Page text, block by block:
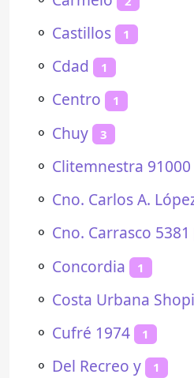
⚬ Castillos 1
⚬ Cdad 1
⚬ Centro 1
⚬ Chuy 3
⚬ Clitemnestra 91000
⚬ Cno. Carlos A.
⚬ Cno. Carrasco 5381
⚬ Concordia 1
⚬ Costa Urbana
⚬ Cufré 1974 1
⚬ Del Recreo y 1